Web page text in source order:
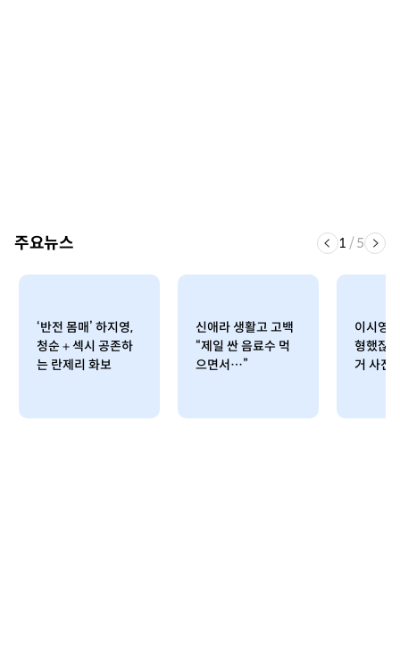
주요뉴스 1 /5
‘반전 몸매’ 하지영,
청순＋섹시 공존하
는 란제리 화보
신애라 생활고 고백
“제일 싼 음료수 먹
으면서…”
이시영
형했잖
거 사진